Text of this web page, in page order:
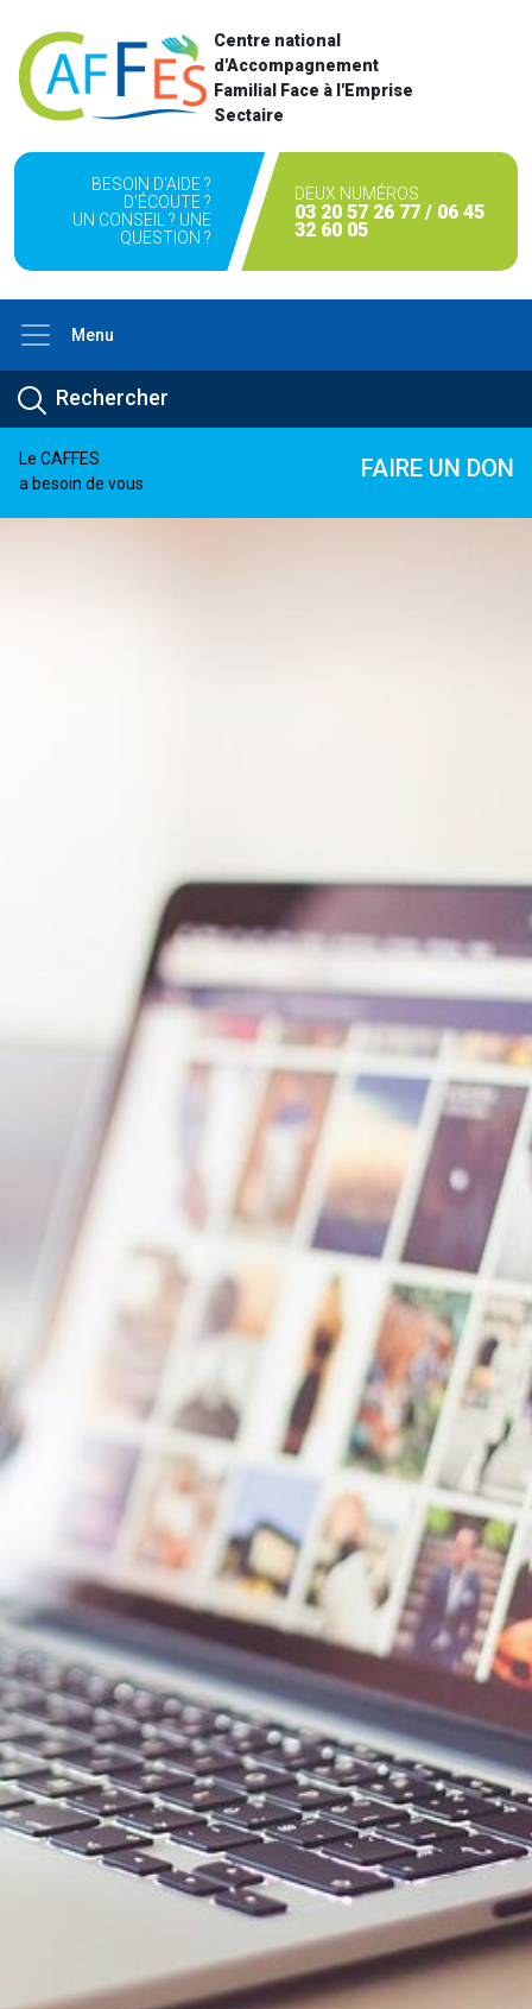
Centre national
d'Accompagnement
Familial Face à l'Emprise
Sectaire
BESOIN D'AIDE ?
D'ÉCOUTE ?
UN CONSEIL ? UNE
QUESTION ?
DEUX NUMÉROS
03 20 57 26 77 / 06 45
32 60 05
Menu
Le CAFFES
a besoin de vous
FAIRE UN DON